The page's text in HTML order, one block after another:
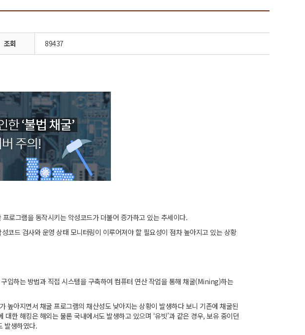
조회 89437
로그램을 동작시키는 악성코드가 더불어 증가하고 있는 추세이다.
코드 검사와 운영 상태 모니터링이 이루어져야 할 필요성이 점차 높아지고 있는 상황
입하는 방법과 직접 시스템을 구축하여 컴퓨터 연산 작업을 통해 채굴(Mining)하는
아지면서 채굴 프로그램의 채산성도 낮아지는 상황이 발생하다 보니 기존에 채굴된
한 해킹은 해외는 물론 국내에서도 발생하고 있으며 ‘유빗’과 같은 경우, 보유 중이던
발생하였다.